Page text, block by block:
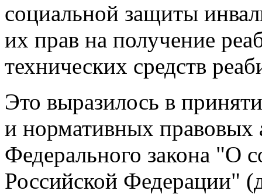
происходили
социальной защиты
их прав на получение
технических средств
Это выразилось в
и нормативных правовых
Федерального закона "О